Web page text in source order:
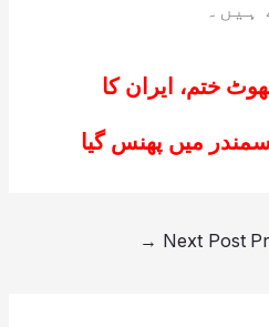
ہیں۔
ختم، ایران کا
میں پھنس گیا
Next Post
→